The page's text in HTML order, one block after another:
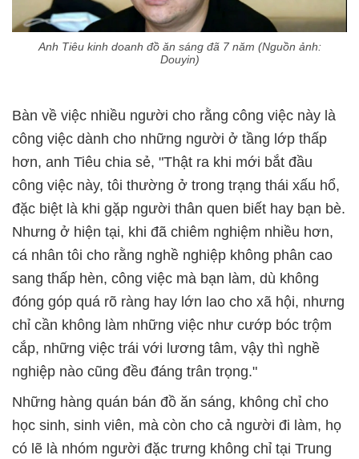
Anh Tiêu kinh doanh đồ ăn sáng đã 7 năm (Nguồn ảnh:
Douyin)
Bàn về việc nhiều người cho rằng công việc này là
công việc dành cho những người ở tầng lớp thấp
hơn, anh Tiêu chia sẻ, "Thật ra khi mới bắt đầu
công việc này, tôi thường ở trong trạng thái xấu hổ,
đặc biệt là khi gặp người thân quen biết hay bạn bè.
Nhưng ở hiện tại, khi đã chiêm nghiệm nhiều hơn,
cá nhân tôi cho rằng nghề nghiệp không phân cao
sang thấp hèn, công việc mà bạn làm, dù không
đóng góp quá rõ ràng hay lớn lao cho xã hội, nhưng
chỉ cần không làm những việc như cướp bóc trộm
cắp, những việc trái với lương tâm, vậy thì nghề
nghiệp nào cũng đều đáng trân trọng."
Những hàng quán bán đồ ăn sáng, không chỉ cho
học sinh, sinh viên, mà còn cho cả người đi làm, họ
có lẽ là nhóm người đặc trưng không chỉ tại Trung